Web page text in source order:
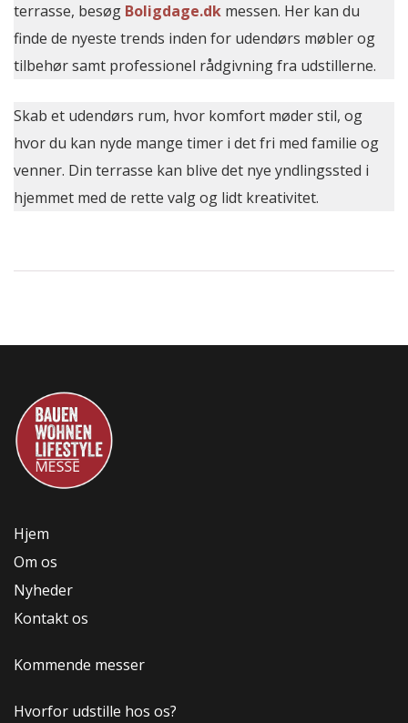
terrasse, besøg Boligdage.dk messen. Her kan du
finde de nyeste trends inden for udendørs møbler og
tilbehør samt professionel rådgivning fra udstillerne.
Skab et udendørs rum, hvor komfort møder stil, og
hvor du kan nyde mange timer i det fri med familie og
venner. Din terrasse kan blive det nye yndlingssted i
hjemmet med de rette valg og lidt kreativitet.
Hjem
Om os
Nyheder
Kontakt os
Kommende messer
Hvorfor udstille hos os?